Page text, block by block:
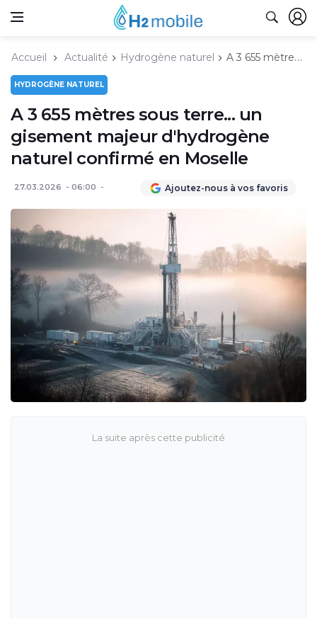
Accueil Actualité Hydrogène naturel A 3 655 mètres sous terre... un gisement majeur d'hydrogène naturel confirmé en Moselle
HYDROGÈNE NATUREL
A 3 655 mètres sous terre... un
gisement majeur d'hydrogène
naturel confirmé en Moselle
27.03.2026 06:00 Ajoutez-nous à vos favoris